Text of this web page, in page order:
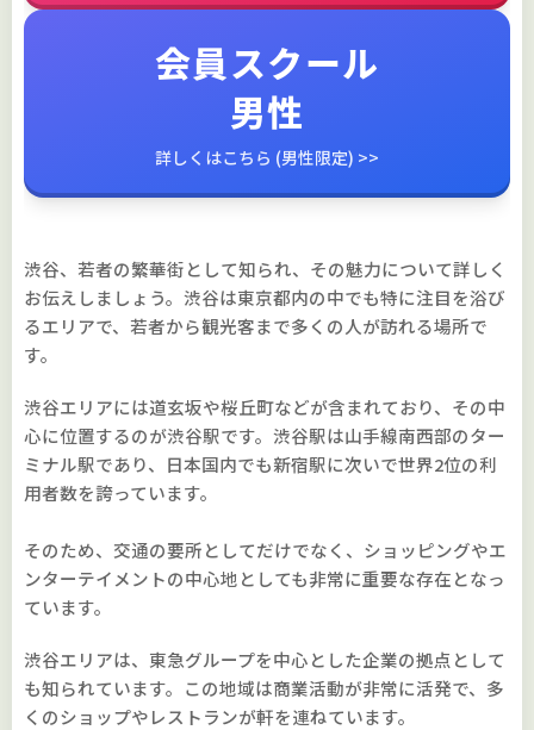
会員スクール
男性
詳しくはこちら (男性限定) >>
渋谷、若者の繁華街として知られ、その魅力について詳しく
お伝えしましょう。渋谷は東京都内の中でも特に注目を浴び
るエリアで、若者から観光客まで多くの人が訪れる場所で
す。
渋谷エリアには道玄坂や桜丘町などが含まれており、その中
心に位置するのが渋谷駅です。渋谷駅は山手線南西部のター
ミナル駅であり、日本国内でも新宿駅に次いで世界2位の利
用者数を誇っています。
そのため、交通の要所としてだけでなく、ショッピングやエ
ンターテイメントの中心地としても非常に重要な存在となっ
ています。
渋谷エリアは、東急グループを中心とした企業の拠点として
も知られています。この地域は商業活動が非常に活発で、多
くのショップやレストランが軒を連ねています。